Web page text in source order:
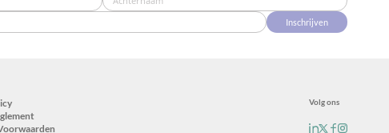
Inschrijven
Volg ons